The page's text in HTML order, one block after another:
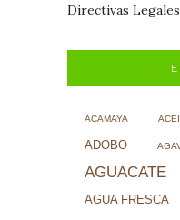
Directivas Legales
ACAMAYA
ADOBO
AGUACATE
AGUA FRESCA